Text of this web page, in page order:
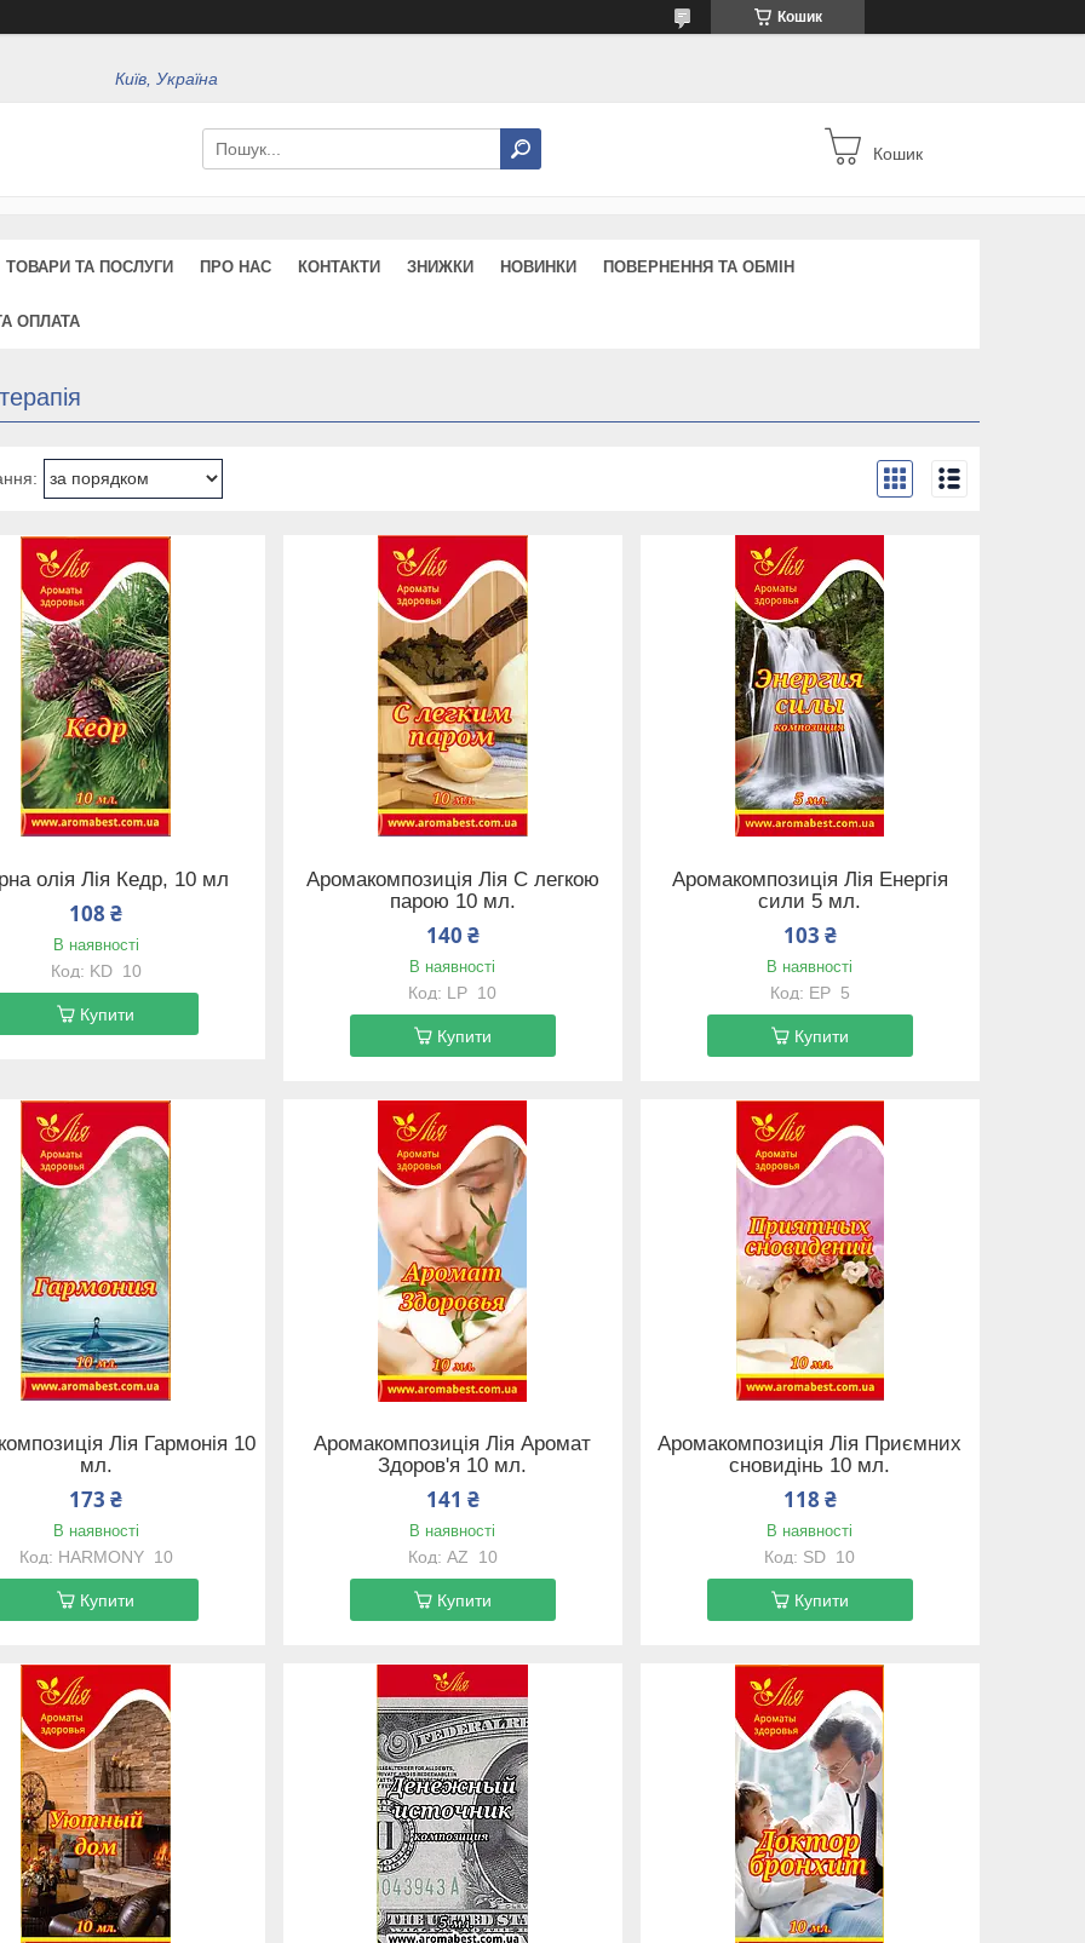
Кошик
Київ, Україна
Кошик
ТОВАРИ ТА ПОСЛУГИ ПРО НАС КОНТАКТИ ЗНИЖКИ НОВИНКИ ПОВЕРНЕННЯ ТА ОБМІН
ОПЛАТА
олія Лія Кедр, 10 мл
108 ₴
В наявності
KD_10
Купити
Аромакомпозиція Лія C легкою
парою 10 мл.
140 ₴
В наявності
LP_10
Купити
Аромакомпозиція Лія Енергія
сили 5 мл.
103 ₴
В наявності
EP_5
Купити
Лія Гармонія 10
мл.
173 ₴
В наявності
HARMONY_10
Купити
Аромакомпозиція Лія Аромат
Здоров'я 10 мл.
141 ₴
В наявності
AZ_10
Купити
Аромакомпозиція Лія Приємних
сновидінь 10 мл.
118 ₴
В наявності
SD_10
Купити